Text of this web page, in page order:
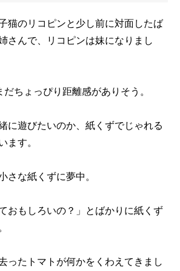
猫のリコピンと少し前に対面したば
さんで、リコピンは妹になりまし
ちょっぴり距離感がありそう。
に遊びたいのか、紙くずでじゃれる
ます。
さな紙くずに夢中。
おもしろいの？」とばかりに紙くず
ったトマトが何かをくわえてきまし